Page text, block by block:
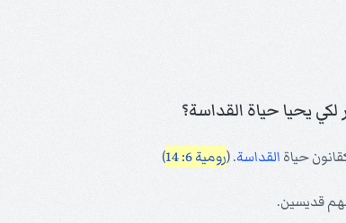
يحيا حياة القداسة؟
حياة القداسة. (رومية 6: 14 )